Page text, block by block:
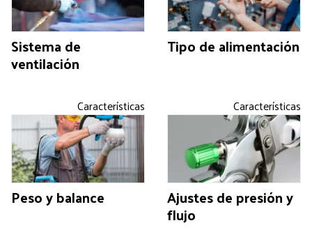
Sistema de
ventilación
Tipo de alimentación
Características
Peso y balance
Características
Ajustes de presión y
flujo